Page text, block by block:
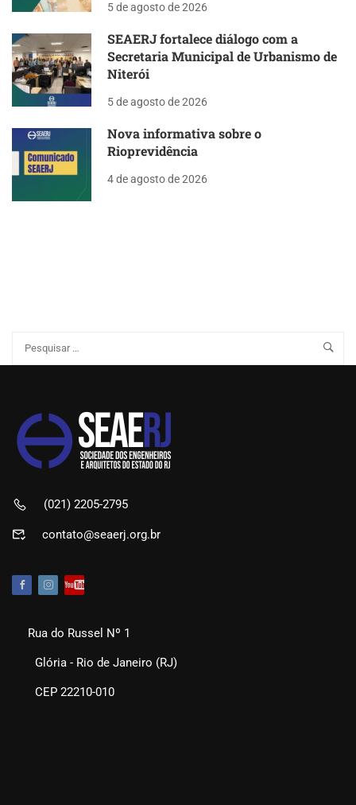
5 de agosto de 2026
SEAERJ fortalece diálogo com a
Secretaria Municipal de Urbanismo de
Niterói
5 de agosto de 2026
Nova informativa sobre o
Rioprevidência
4 de agosto de 2026
(021) 2205-2795
contato@seaerj.org.br
Rua do Russel Nº 1
Glória - Rio de Janeiro (RJ)
CEP 22210-010